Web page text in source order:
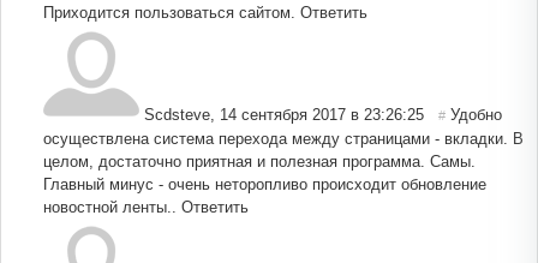
Приходится пользоваться сайтом. Ответить
Scdsteve 14 сентября 2017 в 23:26:25 # Удобно
осуществлена система перехода между страницами - вкладки. В
целом, достаточно приятная и полезная программа. Самы.
Главный минус - очень неторопливо происходит обновление
новостной ленты..
Ответить